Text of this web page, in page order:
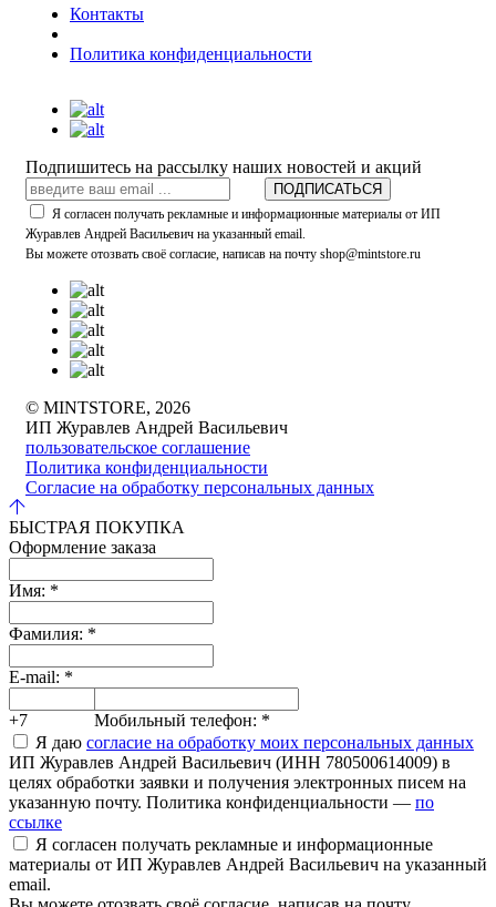
Контакты
Политика конфиденциальности
Подпишитесь на рассылку наших новостей и акций
ПОДПИСАТЬСЯ
Я согласен получать рекламные и информационные материалы от ИП
Журавлев Андрей Васильевич на указанный email.
Вы можете отозвать своё согласие, написав на почту shop@mintstore.ru
© MINTSTORE, 2026
ИП Журавлев Андрей Васильевич
пользовательское соглашение
Политика конфиденциальности
Согласие на обработку персональных данных
БЫСТРАЯ ПОКУПКА
Оформление заказа
Имя: *
Фамилия: *
E-mail: *
+7 Мобильный телефон: *
Я даю согласие на обработку моих персональных данных
ИП Журавлев Андрей Васильевич (ИНН 780500614009) в
целях обработки заявки и получения электронных писем на
указанную почту. Политика конфиденциальности — по
ссылке
Я согласен получать рекламные и информационные
материалы от ИП Журавлев Андрей Васильевич на указанный
email.